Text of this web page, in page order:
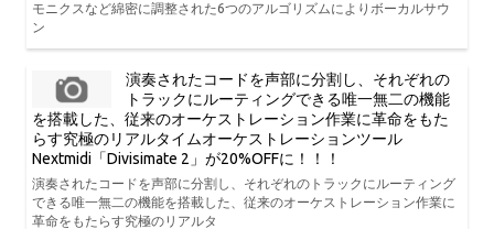
モニクスなど綿密に調整された6つのアルゴリズムによりボーカルサウ
ン
演奏されたコードを声部に分割し、それぞれの
トラックにルーティングできる唯一無二の機能
を搭載した、従来のオーケストレーション作業に革命をもた
らす究極のリアルタイムオーケストレーションツール
Nextmidi「Divisimate 2」が20%OFFに！！！
演奏されたコードを声部に分割し、それぞれのトラックにルーティング
できる唯一無二の機能を搭載した、従来のオーケストレーション作業に
革命をもたらす究極のリアルタ